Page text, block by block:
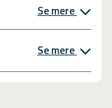
Se mere
Se mere